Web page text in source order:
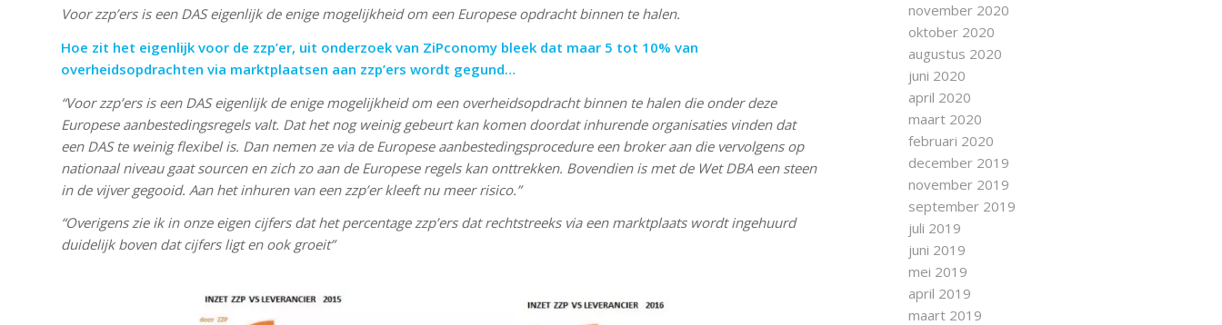
Voor zzp’ers is een DAS eigenlijk de enige mogelijkheid om een Europese opdracht binnen te halen.
Hoe zit het eigenlijk voor de zzp’er, uit onderzoek van ZiPconomy bleek dat maar 5 tot 10% van
overheidsopdrachten via marktplaatsen aan zzp’ers wordt gegund…
“Voor zzp’ers is een DAS eigenlijk de enige mogelijkheid om een overheidsopdracht binnen te halen die onder deze
Europese aanbestedingsregels valt. Dat het nog weinig gebeurt kan komen doordat inhurende organisaties vinden dat
een DAS te weinig flexibel is. Dan nemen ze via de Europese aanbestedingsprocedure een broker aan die vervolgens op
nationaal niveau gaat sourcen en zich zo aan de Europese regels kan onttrekken. Bovendien is met de Wet DBA een steen
in de vijver gegooid. Aan het inhuren van een zzp’er kleeft nu meer risico.”
“Overigens zie ik in onze eigen cijfers dat het percentage zzp’ers dat rechtstreeks via een marktplaats wordt ingehuurd
duidelijk boven dat cijfers ligt en ook groeit”
november 2020
oktober 2020
augustus 2020
juni 2020
april 2020
maart 2020
februari 2020
december 2019
november 2019
september 2019
juli 2019
juni 2019
mei 2019
april 2019
maart 2019